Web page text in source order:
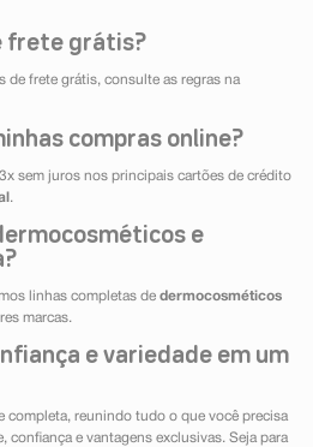
frete grátis?
de frete grátis, consulte as regras na
compras online?
sem juros nos principais cartões de crédito
.
e
linhas completas de dermocosméticos
marcas.
e variedade em um
completa, reunindo tudo o que você precisa
confiança e vantagens exclusivas. Seja para